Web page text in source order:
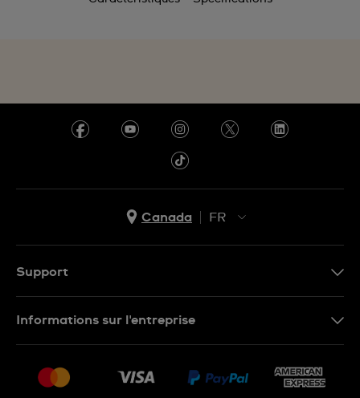
Canada
FR
Support
Conditions De Vente
Informations sur l'entreprise
Nous rejoindre